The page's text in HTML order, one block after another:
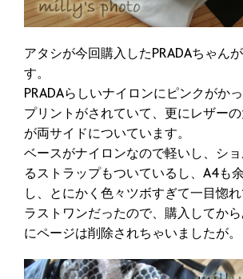
アタシが今回購入したPRADAちゃん
す。
PRADAらしいナイロンにピンクがか
プリントがされていて、更にレザー
が両サイドについています。
ベースがナイロンなので軽いし、シ
るストラップもついているし、A4も
し、とにかく色々ツボすぎて一目惚れ
ラストワンだったので、購入してか
にページは削除されちゃいましたが。